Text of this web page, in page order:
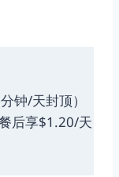
钟/天封顶）
后享$1.20/天